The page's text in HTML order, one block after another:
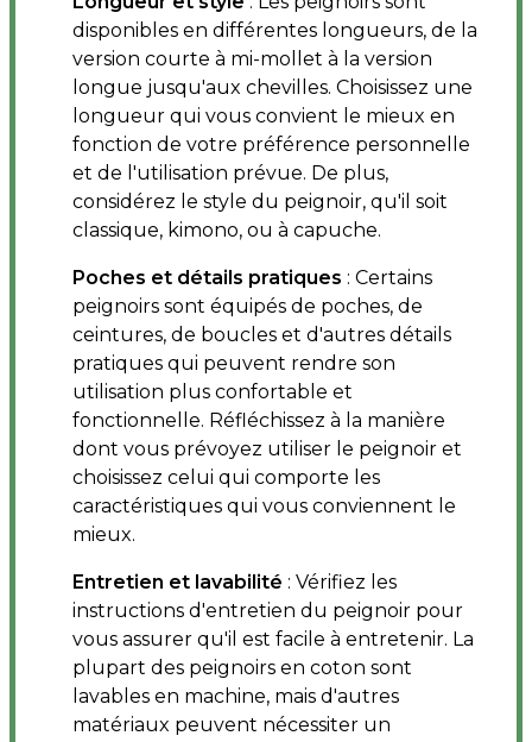
disponibles en différentes longueurs, de la
version courte à mi-mollet à la version
longue jusqu'aux chevilles. Choisissez une
longueur qui vous convient le mieux en
fonction de votre préférence personnelle
et de l'utilisation prévue. De plus,
considérez le style du peignoir, qu'il soit
classique, kimono, ou à capuche.
Poches et détails pratiques : Certains
peignoirs sont équipés de poches, de
ceintures, de boucles et d'autres détails
pratiques qui peuvent rendre son
utilisation plus confortable et
fonctionnelle. Réfléchissez à la manière
dont vous prévoyez utiliser le peignoir et
choisissez celui qui comporte les
caractéristiques qui vous conviennent le
mieux.
Entretien et lavabilité : Vérifiez les
instructions d'entretien du peignoir pour
vous assurer qu'il est facile à entretenir. La
plupart des peignoirs en coton sont
lavables en machine, mais d'autres
matériaux peuvent nécessiter un